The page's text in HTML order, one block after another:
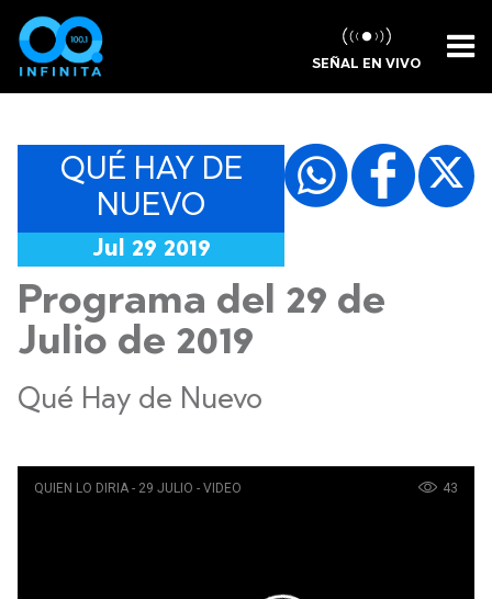
SEÑAL EN VIVO
QUÉ HAY DE
NUEVO
Jul 29 2019
Programa del 29 de
Julio de 2019
Qué Hay de Nuevo